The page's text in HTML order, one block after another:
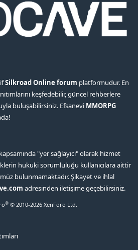
Silkroad Online forum platformudur. En
keşfedebilir, güncel rehberlere
buluşabilirsiniz. Efsanevi MMORPG
"yer sağlayıcı" olarak hizmet
hukuki sorumluluğu kullanıcılara aittir
bulunmamaktadır. Şikayet ve ihlal
adresinden iletişime geçebilirsiniz.
® © 2010-2026 XenForo Ltd.